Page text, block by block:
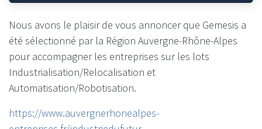
Nous avons le plaisir de vous annoncer que Gemesis a
été sélectionné par la Région Auvergne-Rhône-Alpes
pour accompagner les entreprises sur les lots
Industrialisation/Relocalisation et
Automatisation/Robotisation.
https://www.auvergnerhonealpes-